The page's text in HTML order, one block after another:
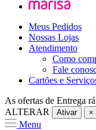
Meus Pedidos
Nossas Lojas
Atendimento
Como
Fale
Cartões e
As ofertas de Entrega
ALTERAR
Ativar ×
Menu